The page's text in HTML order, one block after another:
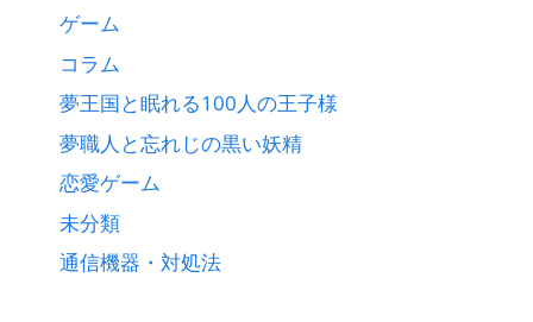
ゲーム
コラム
夢王国と眠れる100人の王子様
夢職人と忘れじの黒い妖精
恋愛ゲーム
未分類
通信機器・対処法